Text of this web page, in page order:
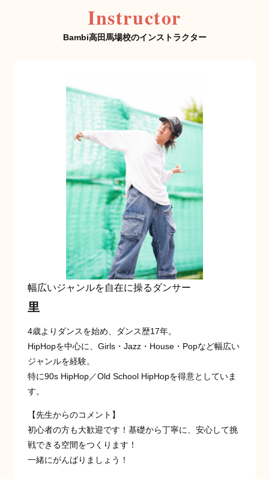
Instructor
Bambi高田馬場校のインストラクター
幅広いジャンルを自在に操るダンサー
里
4歳よりダンスを始め、ダンス歴17年。
HipHopを中心に、Girls・Jazz・House・Popなど幅広い
ジャンルを経験。
特に90s HipHop／Old School HipHopを得意としていま
す。
【先生からのコメント】
初心者の方も大歓迎です！基礎から丁寧に、安心して挑
戦できる空間をつくります！
一緒にがんばりましょう！